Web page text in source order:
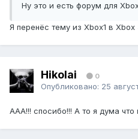
Ну это и есть форум для
Я перенёс тему из Xbox1 в Xbox
Hikolai 0
Опубликовано: 25
ААА!!! спосибо!!! А то я дума что